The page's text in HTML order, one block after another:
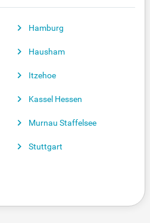
Hamburg
Hausham
Itzehoe
Kassel Hessen
Murnau Staffelsee
Stuttgart